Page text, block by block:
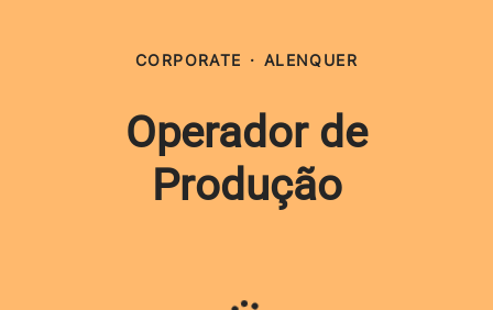
CORPORATE · ALENQUER
Operador de
Produção